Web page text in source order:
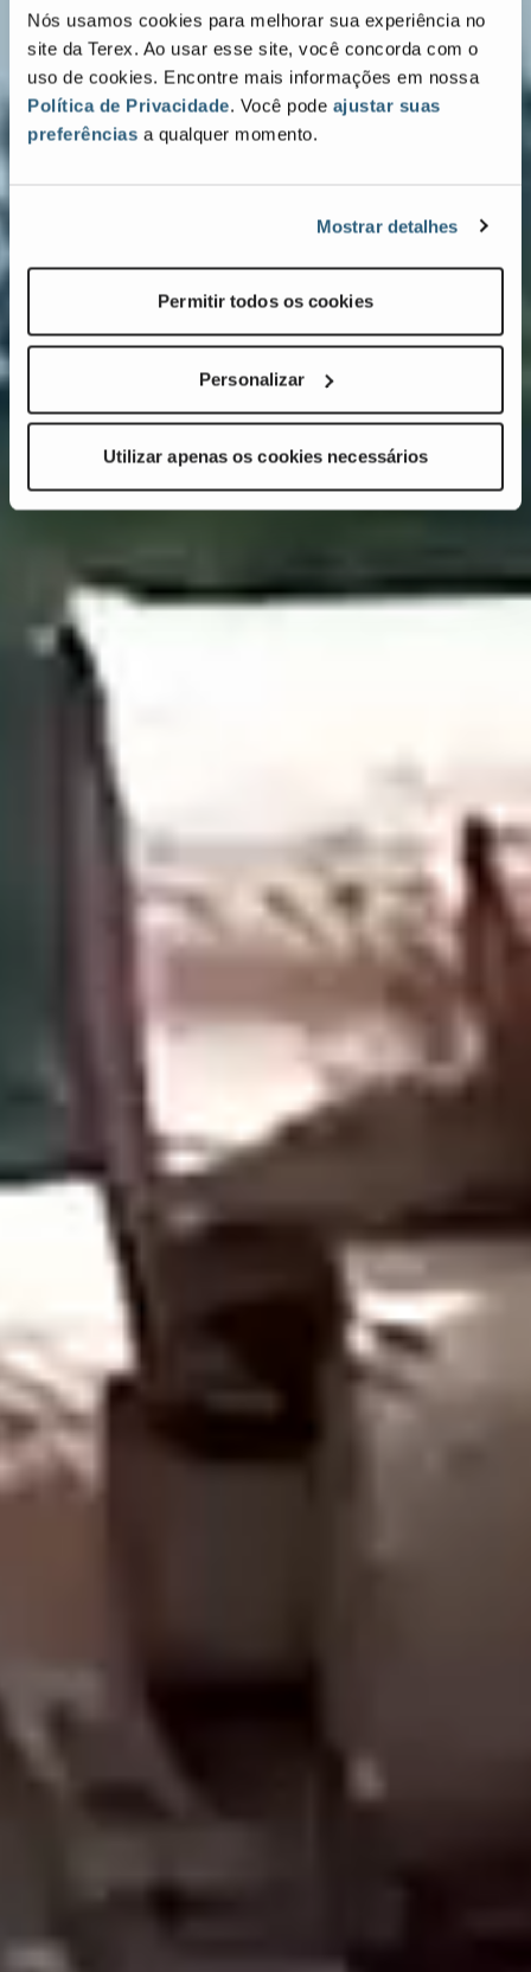
Nós usamos cookies para melhorar sua experiência no
site da Terex. Ao usar esse site, você concorda com o
uso de cookies. Encontre mais informações em nossa
Política de Privacidade. Você pode ajustar suas
preferências a qualquer momento.
Mostrar detalhes
Permitir todos os cookies
Personalizar
Utilizar apenas os cookies necessários